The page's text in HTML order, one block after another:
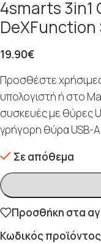
4smarts 3in1
19.90€
Προσθέστε
υπολογιστή ή στο
συσκευές με θύρες
γρήγορη θύρα USB-A
Σε απόθεμα
Προσθήκη στα
Κωδικός